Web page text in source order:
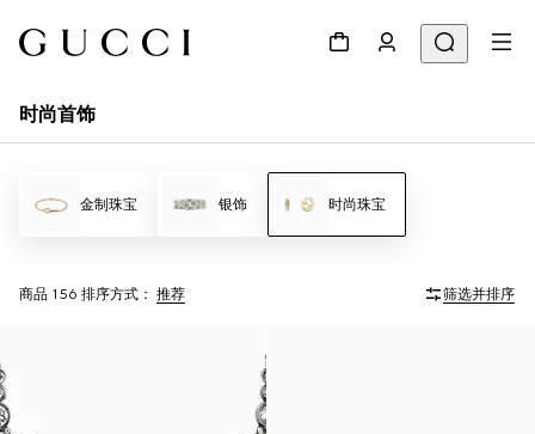
时尚首饰
金制珠宝 银饰 时尚珠宝
商品 156 排序方式： 推荐 筛选并排序